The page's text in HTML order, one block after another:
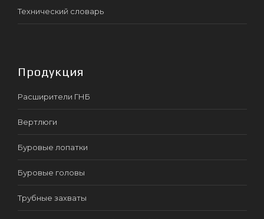
Технический словарь
Продукция
Расширители ГНБ
Вертлюги
Буровые лопатки
Буровые головы
Трубные захваты